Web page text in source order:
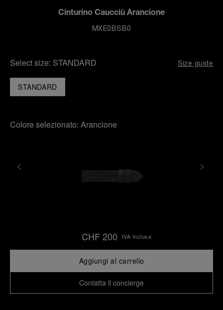
Cinturino Caucciù Arancione
MXE0BSB0
Select size: STANDARD Size guide
STANDARD
Colore selezionato: Arancione
CHF 200 IVA Inclusa
Aggiungi al carrello
Contatta il concierge